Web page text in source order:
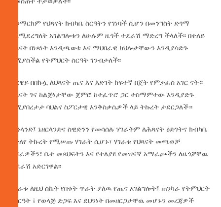
ዴንማርክም የህጻናት ክብካቤ ስርዓትን የገነባች ሲሆን በመንግስት ድጎማ
ስለሚደረግለት አገልግሎቱን ለሁሉም ዜጎች ተደራሽ ማድረግ ችላለች፡፡ በተለይ
ህጻናት በነጻነት እንዲጫወቱ እና ማህበራዊ ክህሎታቸውን እንዲያሳድጉ
የሚያስችል የትምህርት ስርዓት ገንብታለች፡፡
ኖርዌይ በበኩሏ ለህጻናት ጤና እና እድገት ከፍተኛ በጀት የምታፈስ አገር ናት።
ህጻናት ገና ከልጅነታቸው ጀምሮ ከተፈጥሮ ጋር ተስማምተው እንዲያድጉ
የሚያበረታታ ባህልና ስፖርታዊ እንቅስቃሴዎች ላይ ትኩረት ታደርጋለች።
ፊንላንድ፤ ኔዘርላንድና ስዊድንን የመሳሰሉ ሃገራትም ለሕጻናት ዕድገትና ክብካቤ
የተለየ ትኩረት የሚሠጡ ሃገራት ሲሆኑ፣ ሃገራቱ የህጻናት መጫወቻ
ስፍራዎችን፣ ቤተ መጻህፍትን እና የተለያዩ የመዝናኛ አማራጮችን ለዜጎቻቸዉ
ተደራሽ አድርገዋል፡፡
ሃገራቱ ለዚህ ስኬት የበቁት ጥራት ያለዉ የጤና አገልግሎት፤ ጠንካራ የትምህርት
ሥርዓት ፤ የወላጅ ድጋፍ እና ደህንነት በመዘርጋታቸዉ መሆኑን መረጃዎች